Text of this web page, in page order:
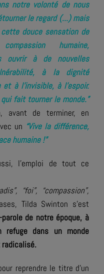
notre volonté de nous
le regard (...) mais
douce sensation de
humaine,
ouvrir à de nouvelles
à la dignité
et à l’invisible, à l’espoir.
fait tourner le monde.”
avant de terminer, en
un “Vive la différence,
humaine !”
l’emploi de tout ce
“foi”, “compassion”,
Tilda Swinton s’est
de notre époque, à
refuge dans un monde
reprendre le titre d’un